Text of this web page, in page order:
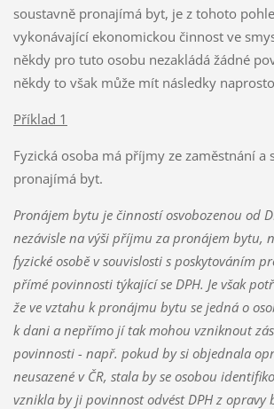
soustavně pronajímá byt, je z tohoto
vykonávající ekonomickou činnost ve
někdy pro tuto osobu nezakládá žádné
někdy to však může mít následky
Příklad 1
Fyzická osoba má příjmy ze zaměstnání a
pronajímá byt.
Pronájem bytu je činností osvobozenou od
nezávisle na výši příjmu za pronájem bytu,
fyzické osobě v souvislosti s poskytováním
přímé povinnosti týkající se DPH. Je však
že ve vztahu k pronájmu bytu se jedná o
k dani a nepřímo jí tak mohou vzniknout
povinnosti - např. pokud by si objednala
neusazené v ČR, stala by se osobou
vznikla by ji povinnost odvést DPH z opravy